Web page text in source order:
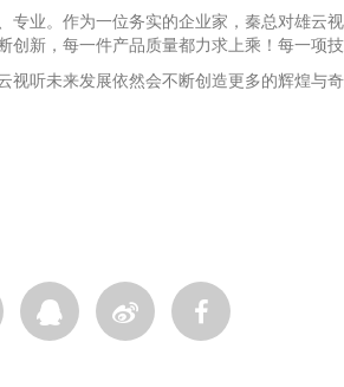
业。作为一位务实的企业家，秦总对雄云
新，每一件产品质量都力求上乘！每一项技
听未来发展依然会不断创造更多的辉煌与奇